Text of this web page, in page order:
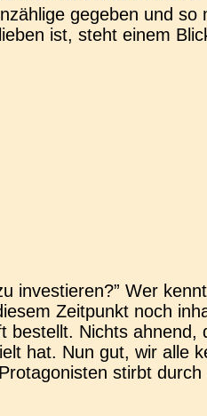
gege­ben und so
ist, steht einem
inves­tie­ren?” Wer
Zeit­punkt noch
Nichts ahnend,
hat. Nun gut, wir alle
stirbt